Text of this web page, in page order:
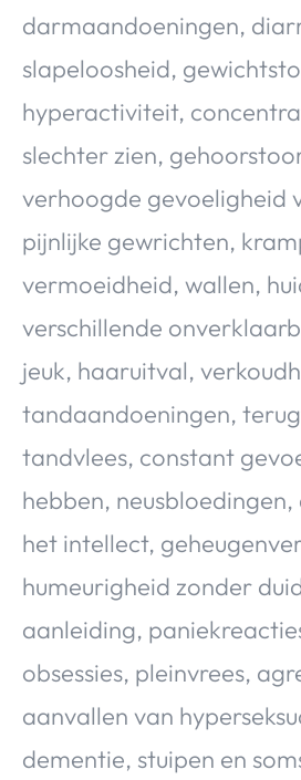
darmaandoeningen,
slapeloosheid,
hyperactiviteit,
slechter zien,
verhoogde gevoeligheid
pijnlijke gewrichten,
vermoeidheid, wallen,
verschillende
jeuk, haaruitval,
tandaandoeningen,
tandvlees, constant
hebben,
het intellect,
humeurigheid zonder
aanleiding,
obsessies, pleinvrees,
aanvallen van
dementie, stuipen en